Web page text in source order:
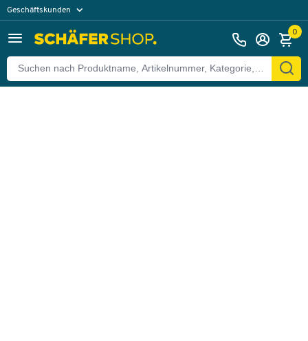
Geschäftskunden
0
Zurück